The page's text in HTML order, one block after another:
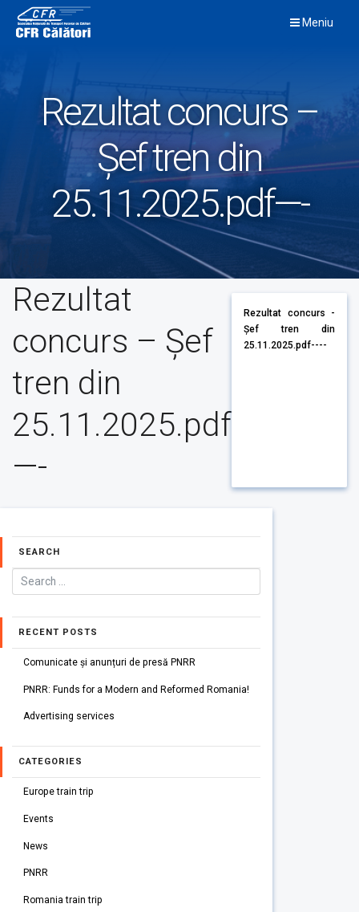
content
Meniu
Rezultat concurs –
Șef tren din
25.11.2025.pdf—-
Rezultat
concurs – Șef
tren din
25.11.2025.pdf
—-
Rezultat concurs -
Șef tren din
25.11.2025.pdf----
SEARCH
RECENT POSTS
Comunicate și anunțuri de presă PNRR
PNRR: Funds for a Modern and Reformed Romania!
Advertising services
CATEGORIES
Europe train trip
Events
News
PNRR
Romania train trip